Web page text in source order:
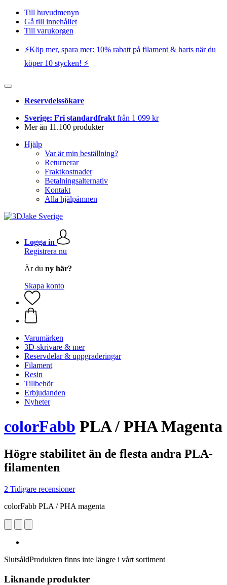
Till huvudmenyn
Gå till innehållet
Till varukorgen
⚡️Köp mer, spara mer: 10% rabatt på filament & harts när du
köper 10 stycken! ⚡️
Reservdelssökare
Sverige: Fri standardfrakt från 1 099 kr
Mer än 11.100 produkter
Hjälp
Var är min beställning?
Returnerar
Fraktkostnader
Betalningsalternativ
Kontakt
Alla hjälpämnen
Logga in
Registrera nu
Är du ny här?
Skapa konto
Varumärken
3D-skrivare & mer
Reservdelar & uppgraderingar
Filament
Resin
Tillbehör
Erbjudanden
Nyheter
colorFabb PLA / PHA Magenta
Högre stabilitet än de flesta andra PLA-
filamenten
2 Tidigare recensioner
colorFabb PLA / PHA magenta
SlutsåldProdukten finns inte längre i vårt sortiment
Liknande produkter